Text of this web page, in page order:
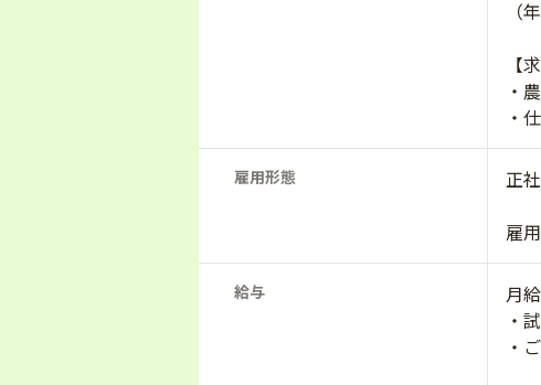
（
【
・
・
雇用形態
正
雇
給与
月
・
・